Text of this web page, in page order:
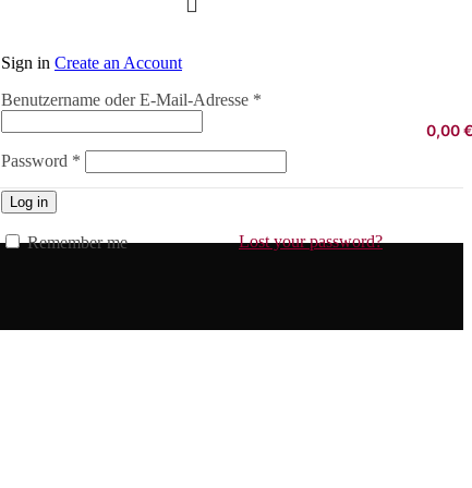
Sign in Create an Account
Benutzername oder E-Mail-Adresse *
Password *
Log in
Lost your password?
Remember me
0,00